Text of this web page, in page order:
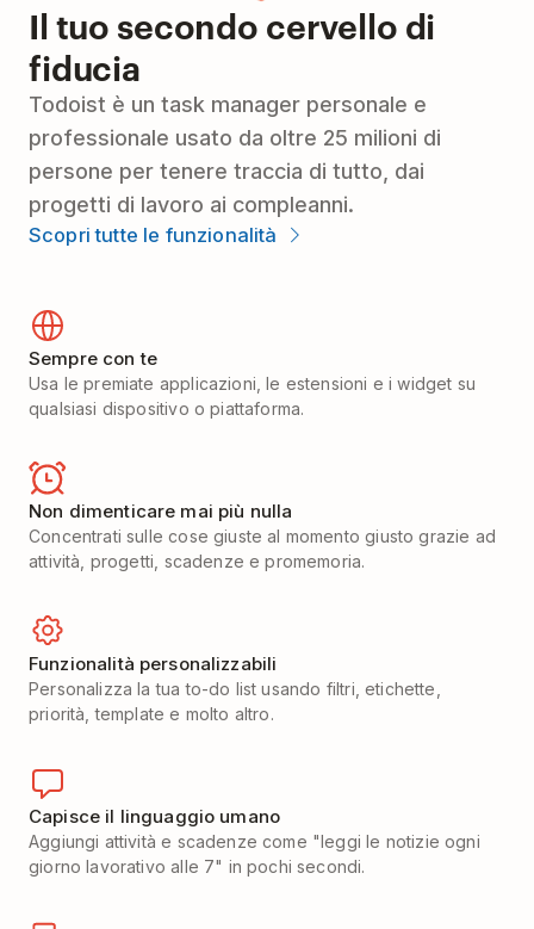
Il tuo secondo cervello di
fiducia
Todoist è un task manager personale e
professionale usato da oltre 25 milioni di
persone per tenere traccia di tutto, dai
progetti di lavoro ai compleanni.
Scopri tutte le funzionalità
Sempre con te
Usa le premiate applicazioni, le estensioni e i widget su
qualsiasi dispositivo o piattaforma.
Non dimenticare mai più nulla
Concentrati sulle cose giuste al momento giusto grazie ad
attività, progetti, scadenze e promemoria.
Funzionalità personalizzabili
Personalizza la tua to-do list usando filtri, etichette,
priorità, template e molto altro.
Capisce il linguaggio umano
Aggiungi attività e scadenze come "leggi le notizie ogni
giorno lavorativo alle 7" in pochi secondi.